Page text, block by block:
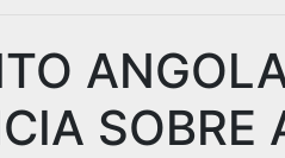
SOBRE